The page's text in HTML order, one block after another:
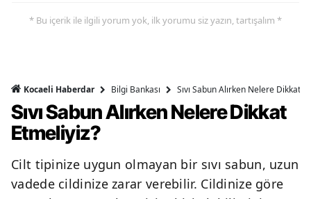
* Bu içerik ile ilgili yorum yok, ilk yorumu siz yazın, tartışalım *
Kocaeli Haberdar Bilgi Bankası Sıvı Sabun Alırken Nelere Dikkat
Sıvı Sabun Alırken Nelere Dikkat
Etmeliyiz?
Cilt tipinize uygun olmayan bir sıvı sabun, uzun
vadede cildinize zarar verebilir. Cildinize göre